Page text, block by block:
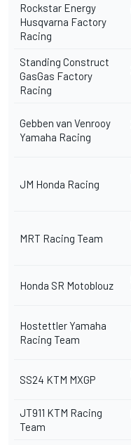
Rockstar Energy
Husqvarna Factory
Racing
Standing Construct
GasGas Factory
Racing
Gebben van Venrooy
Yamaha Racing
JM Honda Racing
MRT Racing Team
Honda SR Motoblouz
Hostettler Yamaha
Racing Team
SS24 KTM MXGP
JT911 KTM Racing
Team